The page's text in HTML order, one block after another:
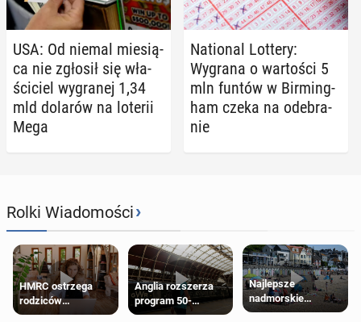
USA: Od niemal mie­sią­
ca nie zgłosił się wła­
ści­ciel wy­gra­nej 1,34
mld dolarów na loterii
Mega
Na­tio­nal Lottery:
Wygrana o war­to­ści 5
mln funtów w Bir­ming­
ham czeka na ode­bra­
nie
Rolki Wiadomości›
HMRC ostrzega
rodziców
pobierających Child
Anglia rozszerza
program 50-
procentowych
Najlepsze
nadmorskie
miasteczko blisko